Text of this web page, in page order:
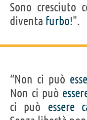
Sono cresciuto
diventa furbo!".
“Non ci può
Non ci può
ci può essere